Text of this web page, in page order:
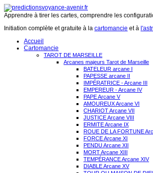
Apprendre à tirer les cartes, comprendre les
Initiation complète et gratuite à la cartomancie et à
Accueil
Cartomancie
TAROT DE MARSEILLE
Arcanes majeurs Tarot de Marseille
BATELEUR arcane I
PAPESSE arcane II
IMPÉRATRICE - Arcane III
EMPEREUR - Arcane IV
PAPE Arcane V
AMOUREUX Arcane VI
CHARIOT Arcane VII
JUSTICE Arcane VIII
ERMITE Arcane IX
ROUE DE LA FORTUNE
FORCE Arcane XI
PENDU Arcane XII
MORT Arcane XIII
TEMPÉRANCE Arcane XIV
DIABLE Arcane XV